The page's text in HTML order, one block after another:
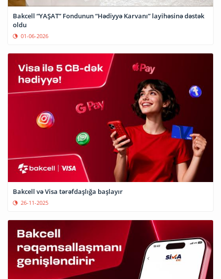
Bakcell “YAŞAT” Fondunun “Hədiyyə Karvanı” layihəsinə dəstək
oldu
01-06-2026
Bakcell və Visa tərəfdaşlığa başlayır
26-11-2025